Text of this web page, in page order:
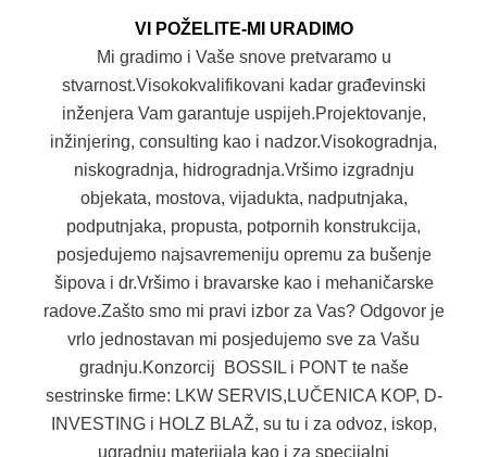
VI POŽELITE-MI URADIMO
Mi gradimo i Vaše snove pretvaramo u
stvarnost.Visokokvalifikovani kadar građevinski
inženjera Vam garantuje uspijeh.Projektovanje,
inžinjering, consulting kao i nadzor.Visokogradnja,
niskogradnja, hidrogradnja.Vršimo izgradnju
objekata, mostova, vijadukta, nadputnjaka,
podputnjaka, propusta, potpornih konstrukcija,
posjedujemo najsavremeniju opremu za bušenje
šipova i dr.Vršimo i bravarske kao i mehaničarske
radove.Zašto smo mi pravi izbor za Vas? Odgovor je
vrlo jednostavan mi posjedujemo sve za Vašu
gradnju.Konzorcij BOSSIL i PONT te naše
sestrinske firme: LKW SERVIS,LUČENICA KOP, D-
INVESTING i HOLZ BLAŽ, su tu i za odvoz, iskop,
ugradnju materijala kao i za specijalni